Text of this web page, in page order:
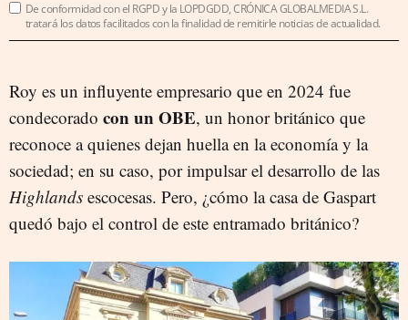
De conformidad con el RGPD y la LOPDGDD, CRÓNICA GLOBALMEDIA S.L.
tratará los datos facilitados con la finalidad de remitirle noticias de actualidad.
Roy es un influyente empresario que en 2024 fue
condecorado con un OBE, un honor británico que
reconoce a quienes dejan huella en la economía y la
sociedad; en su caso, por impulsar el desarrollo de las
Highlands escocesas. Pero, ¿cómo la casa de Gaspart
quedó bajo el control de este entramado británico?